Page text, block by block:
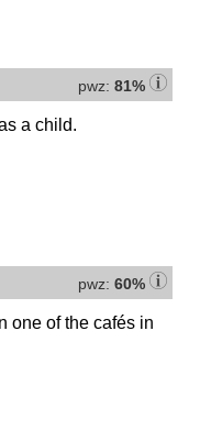
pwz: 81%
a child.
pwz: 60%
one of the cafés in